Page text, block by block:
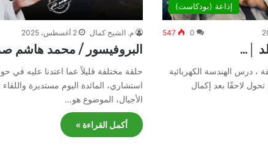
إذاعة (بودكاست)
0
547
│…
، درس الهندسة الكهربائية
لاحقًا بعد إكمال
م. الشيخ كمال 2 أغسطس، 2025
البروفيسور / محمد هاشم
حلقة مختلفة قليلاً عما اعتدنا عليه في
استشاري، المائدة اليوم مستديرة واللقاء
الأجيال، الموضوع هو…
أكمل القراءة »